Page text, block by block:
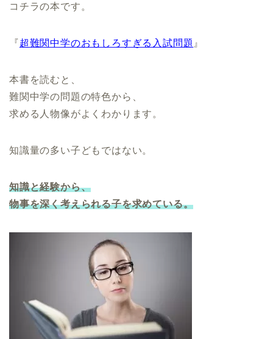
コチラの本です。
『超難関中学のおもしろすぎる入試問題 』
本書を読むと、
難関中学の問題の特色から、
求める人物像がよくわかります。
知識量の多い子どもではない。
知識と経験から、
物事を深く考えられる子を求めている。